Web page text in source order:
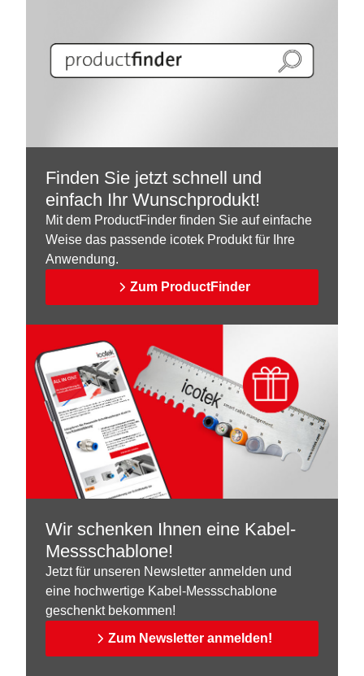
Finden Sie jetzt schnell und
einfach Ihr Wunschprodukt!
Mit dem ProductFinder finden Sie auf einfache
Weise das passende icotek Produkt für Ihre
Anwendung.
Zum ProductFinder
Wir schenken Ihnen eine Kabel-
Messschablone!
Jetzt für unseren Newsletter anmelden und
eine hochwertige Kabel-Messschablone
geschenkt bekommen!
Zum Newsletter anmelden!